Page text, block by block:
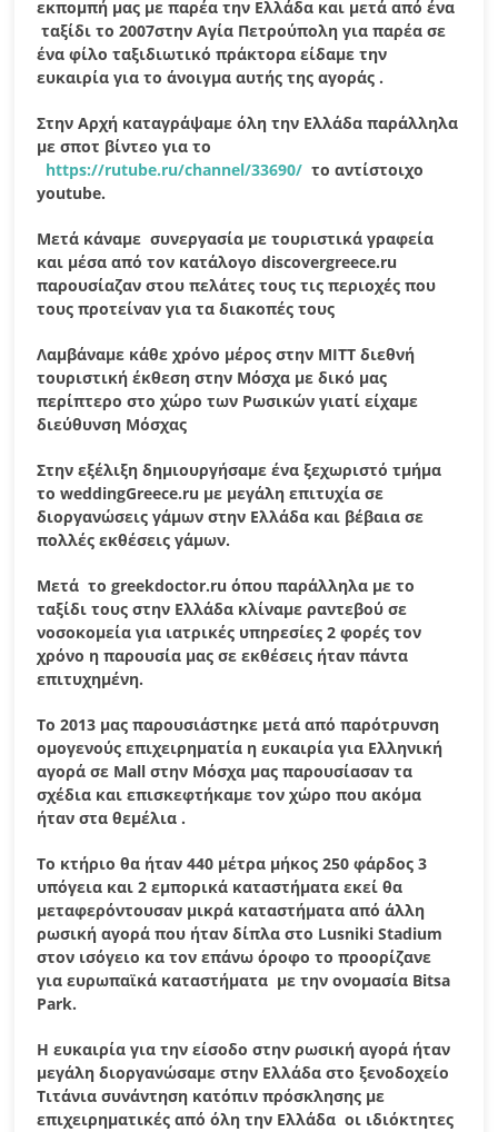
εκπομπή μας με παρέα την Ελλάδα και μετά από ένα
ταξίδι το 2007στην Αγία Πετρούπολη για παρέα σε
ένα φίλο ταξιδιωτικό πράκτορα είδαμε την
ευκαιρία για το άνοιγμα αυτής της αγοράς .
Στην Αρχή καταγράψαμε όλη την Ελλάδα παράλληλα
με σποτ βίντεο για το
https://rutube.ru/channel/33690/ το αντίστοιχο
youtube.
Μετά κάναμε συνεργασία με τουριστικά γραφεία
και μέσα από τον κατάλογοdiscovergreece.ru
παρουσίαζαν στου πελάτες τους τις περιοχές που
τους προτείναν για τα διακοπές τους
Λαμβάναμε κάθε χρόνο μέρος στην ΜΙΤΤ διεθνή
τουριστική έκθεση στην Μόσχα με δικό μας
περίπτερο στο χώρο των Ρωσικών γιατί είχαμε
διεύθυνση Μόσχας
Στην εξέλιξη δημιουργήσαμε ένα ξεχωριστό τμήμα
τοweddingGreece.ru με μεγάλη επιτυχία σε
διοργανώσεις γάμων στην Ελλάδα και βέβαια σε
πολλές εκθέσεις γάμων.
Μετά τοgreekdoctor.ru όπου παράλληλα με το
ταξίδι τους στην Ελλάδα κλίναμε ραντεβού σε
νοσοκομεία για ιατρικές υπηρεσίες 2 φορές τον
χρόνο η παρουσία μας σε εκθέσεις ήταν πάντα
επιτυχημένη.
Το 2013 μας παρουσιάστηκε μετά από παρότρυνση
ομογενούς επιχειρηματία η ευκαιρία για Ελληνική
αγορά σε Mall στην Μόσχα μας παρουσίασαν τα
σχέδια και επισκεφτήκαμε τον χώρο που ακόμα
ήταν στα θεμέλια .
Το κτήριο θα ήταν 440 μέτρα μήκος 250 φάρδος 3
υπόγεια και 2 εμπορικά καταστήματα εκεί θα
μεταφερόντουσαν μικρά καταστήματα από άλλη
ρωσική αγορά που ήταν δίπλα στο Lusniki Stadium
στον ισόγειο κα τον επάνω όροφο το προορίζανε
για ευρωπαϊκά καταστήματα με την ονομασία Bitsa
Park.
Η ευκαιρία για την είσοδο στην ρωσική αγορά ήταν
μεγάλη διοργανώσαμε στην Ελλάδα στο ξενοδοχείο
Τιτάνια συνάντηση κατόπιν πρόσκλησης με
επιχειρηματικές από όλη την Ελλάδα οι ιδιόκτητες